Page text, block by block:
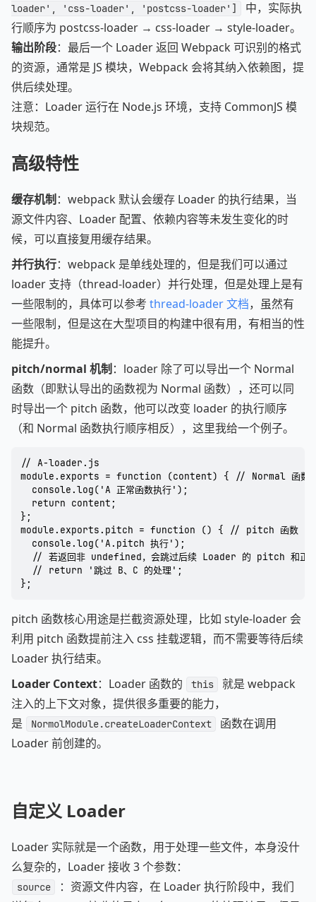
loader', 'css-loader', 'postcss-loader']
中，实际执
行顺序为 postcss-loader → css-loader → style-loader。
输出阶段：最后一个 Loader 返回 Webpack 可识别的格式
的资源，通常是 JS 模块，Webpack 会将其纳入依赖图，提
供后续处理。
注意：Loader 运行在 Node.js 环境，支持 CommonJS 模
块规范。
高级特性
缓存机制 ：webpack 默认会缓存 Loader 的执行结果，当
源文件内容、Loader 配置、依赖内容等未发生变化的时
候，可以直接复用缓存结果。
并行执行：webpack 是单线处理的，但是我们可以通过
loader 支持（thread-loader）并行处理，但是处理上是有
一些限制的，具体可以参考 thread-loader 文档，虽然有
一些限制，但是这在大型项目的构建中很有用，有相当的性
能提升。
pitch/normal 机制 ：loader 除了可以导出一个 Normal
函数（即默认导出的函数视为 Normal 函数），还可以同
时导出一个 pitch 函数，他可以改变 loader 的执行顺序
（和 Normal 函数执行顺序相反），这里我给一个例子。
// A-loader.js
module.exports = function (content) { // Normal 函数
  console.log('A 正常函数执行');
  return content;
};
module.exports.pitch = function () { // pitch 函数
  console.log('A.pitch 执行');
// 若返回非 undefined，会跳过后续 Loader 的 pitch 和正
  // return '跳过 B、C 的处理';
pitch 函数核心用途是拦截资源处理，比如 style-loader 会
利用 pitch 函数提前注入 css 挂载逻辑，而不需要等待后续
Loader 执行结束。
Loader Context：Loader 函数的 this
​ 就是 webpack
注入的上下文对象，提供很多重要的能力，
是
NormolModule.createLoaderContext
函数在调用
Loader 前创建的。
自定义 Loader
Loader 实际就是一个函数，用于处理一些文件，本身没什
么复杂的，Loader 接收 3 个参数：
source
：资源文件内容，在 Loader 执行阶段中，我们